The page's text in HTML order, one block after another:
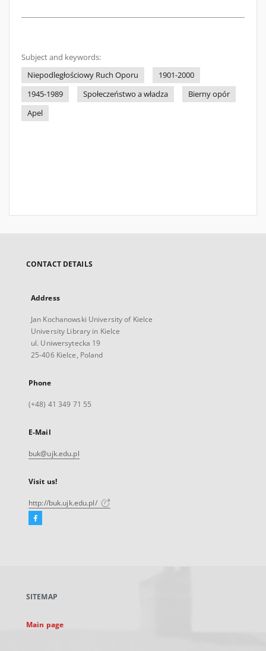
Subject and keywords:
Niepodległościowy Ruch Oporu
1901-2000
1945-1989
Społeczeństwo a władza
Bierny opór
Apel
CONTACT DETAILS
Address
Jan Kochanowski University of Kielce
University Library in Kielce
ul. Uniwersytecka 19
25-406 Kielce, Poland
Phone
(+48) 41 349 71 55
E-Mail
buk@ujk.edu.pl
Visit us!
http://buk.ujk.edu.pl/
Facebook
new
SITEMAP
Main page